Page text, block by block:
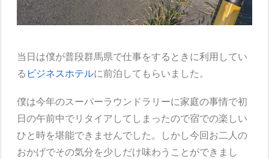
当日は僕が普段群馬県で仕事をするときに利用してい
る ビジネスホテルに前泊してもらいました。
僕は今年のスーパーラウンドラリーに家庭の事情で初
日の午前中でリタイアしてしまったので宿での楽しい
ひと時を堪能できませんでした。しかし今回お二人の
おかげでその気分を少しだけ味わうことができまし